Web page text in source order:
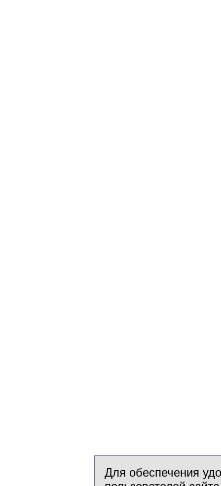
Для обеспечения